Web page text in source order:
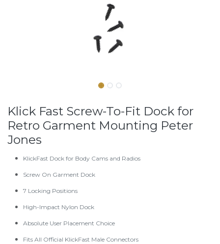
Klick Fast Screw-To-Fit Dock for
Retro Garment Mounting Peter
Jones
KlickFast Dock for Body Cams and Radios
Screw On Garment Dock
7 Locking Positions
High-Impact Nylon Dock
Absolute User Placement Choice
Fits All Official KlickFast Male Connectors